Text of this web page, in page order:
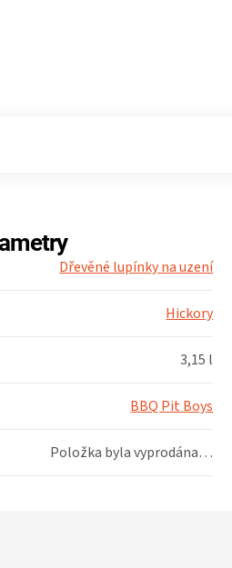
Dřevěné lupínky na uzení
Hickory
3,15 l
BBQ Pit Boys
Položka byla vyprodána…